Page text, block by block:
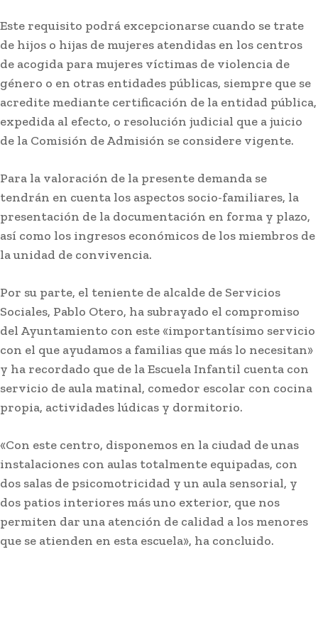
Actualidad
Jerez: Las obras de mejora en la barriada Olivar
de Rivero entran en su fase final
Stay on top of what's going on
with our subscription deal!
SUBSCRIBE
Actualidad VIEW ALL
Última prueba para el Cádiz en la
pretemporada en su Trofeo
Redacción - Agosto 8, 2026
Este sábado 8 de agosto, el histórico Trofeo Ramón de
Carranza celebra su edición número 72 con un...
Este requisito podrá excepcionarse cuando se trate
de hijos o hijas de mujeres atendidas en los centros
de acogida para mujeres víctimas de violencia de
género o en otras entidades públicas, siempre que se
acredite mediante certificación de la entidad pública,
expedida al efecto, o resolución judicial que a juicio
de la Comisión de Admisión se considere vigente.
Para la valoración de la presente demanda se
tendrán en cuenta los aspectos socio-familiares, la
presentación de la documentación en forma y plazo,
así como los ingresos económicos de los miembros de
la unidad de convivencia.
Por su parte, el teniente de alcalde de Servicios
Sociales, Pablo Otero, ha subrayado el compromiso
del Ayuntamiento con este «importantísimo servicio
con el que ayudamos a familias que más lo necesitan»
y ha recordado que de la Escuela Infantil cuenta con
servicio de aula matinal, comedor escolar con cocina
propia, actividades lúdicas y dormitorio.
«Con este centro, disponemos en la ciudad de unas
instalaciones con aulas totalmente equipadas, con
dos salas de psicomotricidad y un aula sensorial, y
dos patios interiores más uno exterior, que nos
permiten dar una atención de calidad a los menores
que se atienden en esta escuela», ha concluido.